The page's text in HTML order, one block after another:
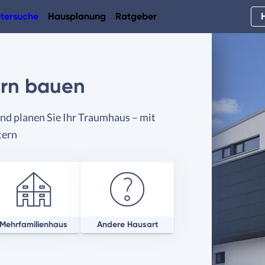
Hausplanung Ratgeber
bauen
planen Sie Ihr Traumhaus – mit
Mehrfamilienhaus Andere Hausart